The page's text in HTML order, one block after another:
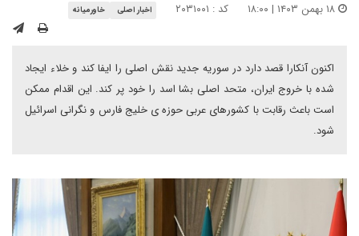
کد : ۲۰۳۱۰۰۱ اخبار اصلی خاورمیانه
اکنون آنکارا قصد دارد در سوریه جدید نقش اصلی را ایفا کند و خلاء ایجاد
شده با خروج ایران، متحد اصلی بشا اسد را خود پر کند. این اقدام ممکن
است باعث رقابت با کشورهای عربی حوزه ی خلیج فارس و نگرانی اسرائیل
شود.